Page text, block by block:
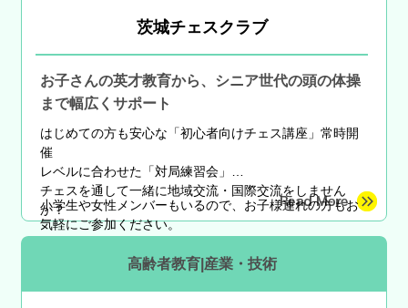
茨城チェスクラブ
お子さんの英才教育から、シニア世代の頭の体操
まで幅広くサポート
はじめての方も安心な 「初心者向けチェス講座」常時開
催
レベルに合わせた「対局練習会」
チェスを通して一緒に地域交流・国際交流をしません
か？
小学生や女性メンバーもいるので、お子様連れの方もお
気軽にご参加ください。
高齢者教育|産業・技術